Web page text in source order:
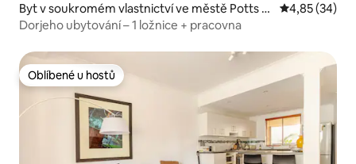
Byt v soukromém vlastnictví ve městě Potts P
oint
Průměrné
4,85 (34)
Dorjeho ubytování – 1 ložnice + pracovna
Oblíbené u hostů
Oblíbené u hostů